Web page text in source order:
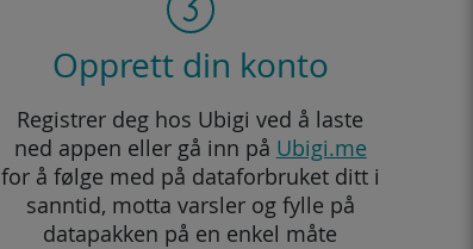
Opprett din konto
Registrer deg hos Ubigi ved å laste
ned appen eller gå inn på Ubigi.me
for å følge med på dataforbruket ditt i
sanntid, motta varsler og fylle på
datapakken på en enkel måte